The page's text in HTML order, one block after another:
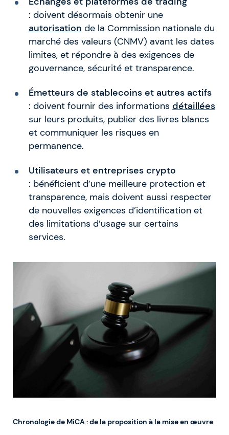
: doivent désormais obtenir une
autorisation de la Commission nationale du
marché des valeurs (CNMV) avant les dates
limites, et répondre à des exigences de
gouvernance, sécurité et transparence.
Émetteurs de stablecoins et autres actifs
: doivent fournir des informations détaillées
sur leurs produits, publier des livres blancs
et communiquer les risques en
permanence.
Utilisateurs et entreprises crypto
: bénéficient d’une meilleure protection et
transparence, mais doivent aussi respecter
de nouvelles exigences d’identification et
des limitations d’usage sur certains
services.
Chronologie de MiCA : de la proposition à la mise en œuvre